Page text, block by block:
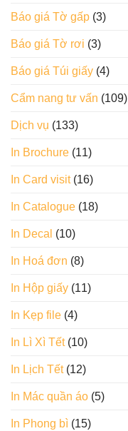
Báo giá Tờ gấp (3)
Báo giá Tờ rơi (3)
Báo giá Túi giấy (4)
Cẩm nang tư vấn (109)
Dịch vụ (133)
In Brochure (11)
In Card visit(16)
In Catalogue (18)
In Decal (10)
In Hoá đơn (8)
In Hộp giấy (11)
In Kẹp file (4)
In Lì Xì Tết(10)
In Lịch Tết(12)
In Mác quần áo (5)
In Phong bì (15)